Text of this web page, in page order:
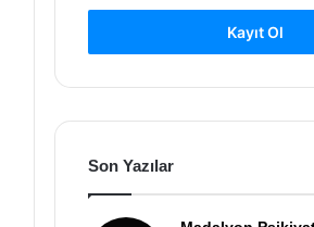
Kayıt Ol
Son Yazılar